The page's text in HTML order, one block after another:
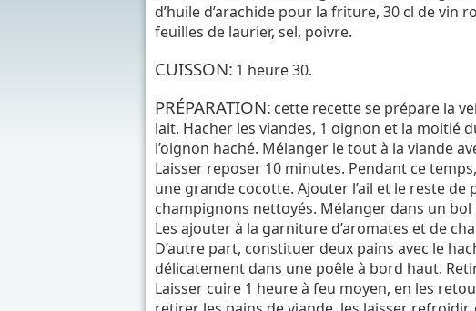
d’huile d’arachide pour la friture, 30 cl de vin
feuilles de laurier, sel, poivre.
CUISSON: 1 heure 30.
PRÉPARATION: cette recette se prépare la
lait. Hacher les viandes, 1 oignon et la moitié
l’oignon haché. Mélanger le tout à la viande
Laisser reposer 10 minutes. Pendant ce
une grande cocotte. Ajouter l’ail et le reste
champignons nettoyés. Mélanger dans un
Les ajouter à la garniture d’aromates et de
D’autre part, constituer deux pains avec le
délicatement dans une poêle à bord haut.
Laisser cuire 1 heure à feu moyen, en les